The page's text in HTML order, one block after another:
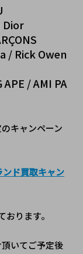
Dior
/ Rick Owen
/ AMI PA
キャンペーン
ンド買取キャン
ります。
いてご予定後